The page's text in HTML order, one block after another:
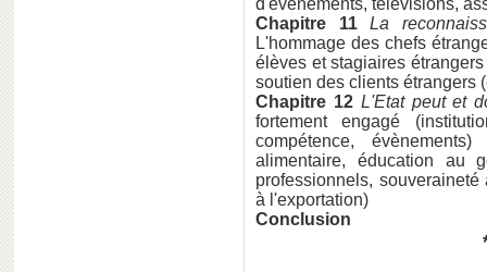
d'évènements, télévisions,
Chapitre 11
La
L'hommage des chefs
élèves et stagiaires
soutien des clients étrangers
Chapitre 12 L'Etat peut et
fortement engagé
compétence,
alimentaire, éducation au
professionnels,
à l'exportation)
Conclusion